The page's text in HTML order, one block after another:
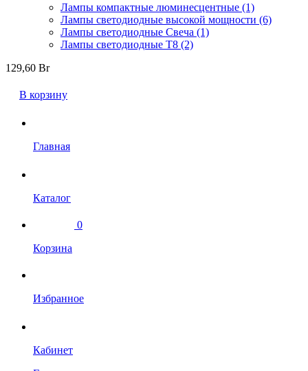
Лампы компактные люминесцентные (1)
Лампы светодиодные высокой мощности (6)
Лампы светодиодные Свеча (1)
Лампы светодиодные Т8 (2)
129,60 Br
В корзину
Главная
Каталог
0
Корзина
Избранное
Кабинет